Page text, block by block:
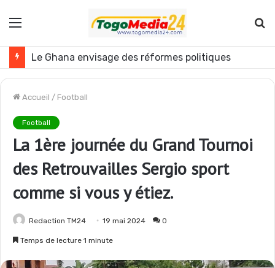
Menu
Accueil / Football
Football
La 1ère journée du Grand Tournoi
des Retrouvailles Sergio sport
comme si vous y étiez.
Redaction TM24 19 mai 2024 0
Temps de lecture 1 minute